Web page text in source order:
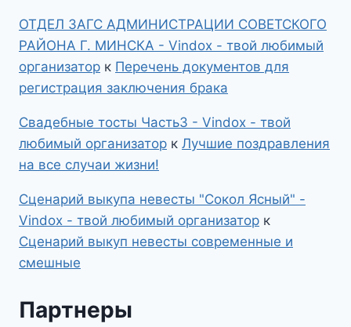
ОТДЕЛ ЗАГС АДМИНИСТРАЦИИ СОВЕТСКОГО
РАЙОНА Г. МИНСКА - Vindox - твой любимый
организатор к Перечень документов для
регистрация заключения брака
Свадебные тосты Часть3 - Vindox - твой
любимый организатор к Лучшие поздравления
на все случаи жизни!
Сценарий выкупа невесты "Сокол Ясный" -
Vindox - твой любимый организатор к
Сценарий выкуп невесты современные и
смешные
Партнеры